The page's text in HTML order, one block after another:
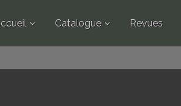
Catalogue Revues